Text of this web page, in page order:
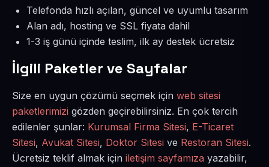
Telefonda hızlı açılan, güncel ve uyumlu tasarım
Alan adı, hosting ve SSL fiyata dahil
1-3 iş günü içinde teslim, ilk ay destek ücretsiz
İlgili Paketler ve Sayfalar
Size en uygun çözümü seçmek için web sitesi
paketlerimizi gözden geçirebilirsiniz. En çok tercih
edilenler şunlar: Kurumsal Firma Sitesi, E-Ticaret
Sitesi, Avukat Sitesi, Doktor Sitesi ve Restoran Sitesi.
Ücretsiz teklif almak için iletişim sayfamıza yazabilir,